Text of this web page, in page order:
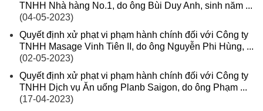
TNHH Nhà hàng No.1, do ông Bùi Duy Anh, sinh năm ...
(04-05-2023)
Quyết định xử phạt vi phạm hành chính đối với Công ty
TNHH Masage Vinh Tiên II, do ông Nguyễn Phi Hùng, ...
(02-05-2023)
Quyết định xử phạt vi phạm hành chính đối với Công ty
TNHH Dịch vụ Ăn uống Planb Saigon, do ông Phạm ...
(17-04-2023)